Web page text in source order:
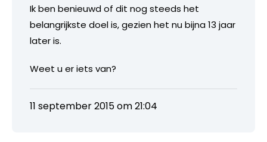
Ik ben benieuwd of dit nog steeds het
belangrijkste doel is, gezien het nu bijna 13 jaar
later is.
Weet u er iets van?
11 september 2015 om 21:04